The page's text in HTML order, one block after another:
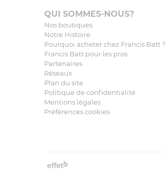
QUI SOMMES-NOUS?
Nos boutiques
Notre Histoire
Pourquoi acheter chez Francis Batt ?
Francis Batt pour les pros
Partenaires
Réseaux
Plan du site
Politique de confidentialité
Mentions légales
Préférences cookies